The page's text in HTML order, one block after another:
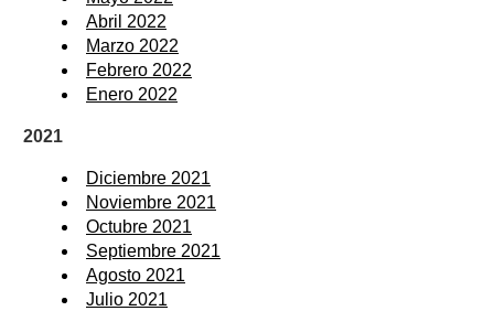
Abril 2022
Marzo 2022
Febrero 2022
Enero 2022
2021
Diciembre 2021
Noviembre 2021
Octubre 2021
Septiembre 2021
Agosto 2021
Julio 2021